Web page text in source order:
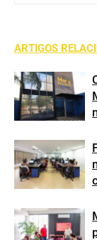
ARTIGOS